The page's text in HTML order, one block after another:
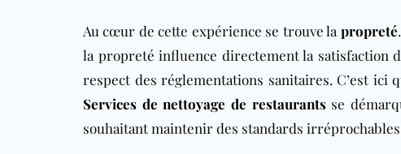
Au cœur de cette expérience se trouve la propreté
la propreté influence directement la satisfaction
respect des réglementations sanitaires. C’est ici
Services de nettoyage de restaurantsse
souhaitant maintenir des standards irréprochables